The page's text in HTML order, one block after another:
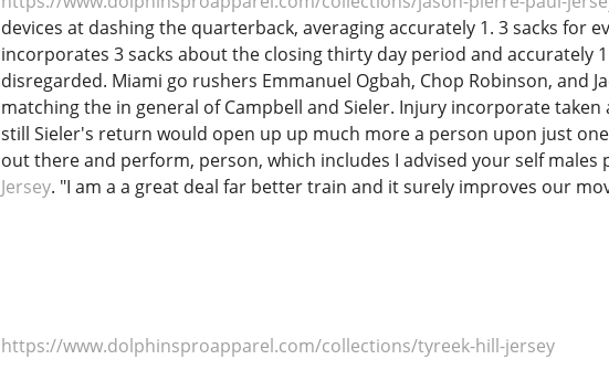
devices at dashing the quarterback, averaging accurately 1. 3 sacks for
incorporates 3 sacks about the closing thirty day period and accurately
disregarded. Miami go rushers Emmanuel Ogbah, Chop Robinson, and
matching the in general of Campbell and Sieler. Injury incorporate
still Sieler's return would open up up much more a person upon just
out there and perform, person, which includes I advised your self males
Jersey. "I am a a great deal far better train and it surely improves our
https://www.dolphinsproapparel.com/collections/tyreek-hill-jersey